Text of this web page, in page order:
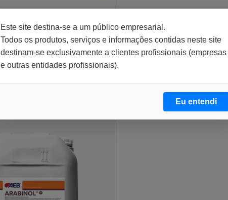
Este site destina-se a um público empresarial.
Todos os produtos, serviços e informações contidas neste site
destinam-se exclusivamente a clientes profissionais (empresas
e outras entidades profissionais).
Eu entendi